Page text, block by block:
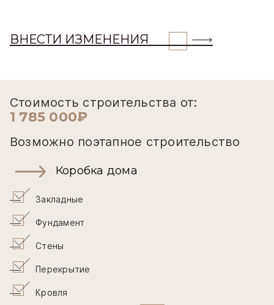
ВНЕСТИ ИЗМЕНЕНИЯ
Стоимость строительства от:
1 785 000₽
Возможно поэтапное строительство
Коробка дома
Закладные
Фундамент
Стены
Перекрытие
Кровля